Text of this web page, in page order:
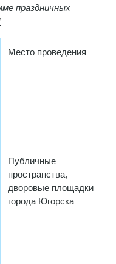
праздничных
Место проведения
Публичные
пространства,
дворовые площадки
города Югорска